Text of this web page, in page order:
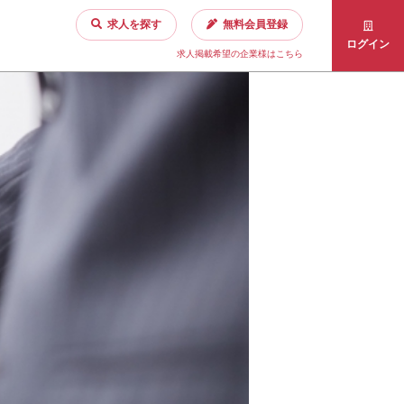
求人を探す 無料会員登録
求人掲載希望の企業様はこちら
ログイン